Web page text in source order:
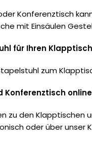
Konferenztisch
mit Einsäulen
für Ihren
zum
Konferenztisch
zu den
oder über unser